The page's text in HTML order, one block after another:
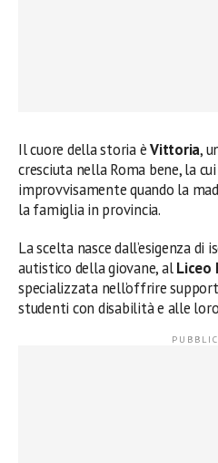
Il cuore della storia èVittoria,
cresciuta nella Roma bene, la
improvvisamente quando la
la famiglia in provincia.
La scelta nasce dall’esigenza di
autistico della giovane, alLiceo
specializzata nell’offrire
studenti con disabilità e alle